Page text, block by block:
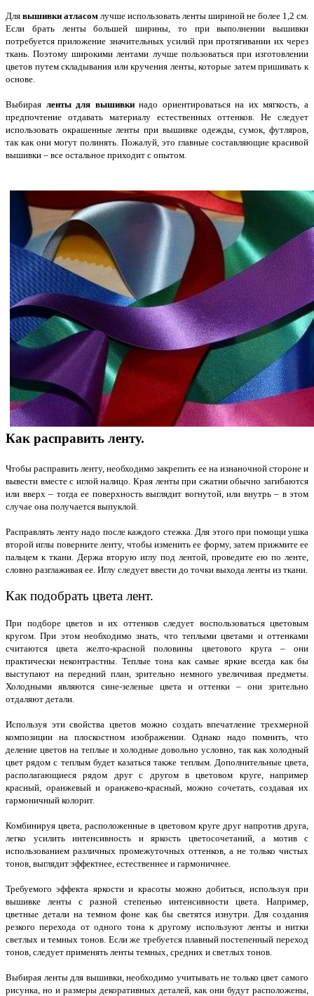
Для вышивки атласом лучше использовать ленты шириной не более 1,2 см.
Если брать ленты большей ширины, то при выполнении вышивки
потребуется приложение значительных усилий при протягивании их через
ткань. Поэтому широкими лентами лучше пользоваться при изготовлении
цветов путем складывания или кручения ленты, которые затем пришивать к
основе.
Выбирая ленты для вышивкинадо ориентироваться на их мягкость, а
предпочтение отдавать материалу естественных оттенков. Не следует
использовать окрашенные ленты при вышивке одежды, сумок, футляров,
так как они могут полинять. Пожалуй, это главные составляющие красивой
вышивки – все остальное приходит с опытом.
Как расправить ленту.
Чтобы расправить ленту, необходимо закрепить ее на изнаночной стороне и
вывести вместе с иглой налицо. Края ленты при сжатии обычно загибаются
или вверх – тогда ее поверхность выглядит вогнутой, или внутрь – в этом
случае она получается выпуклой.
Расправлять ленту надо после каждого стежка. Для этого при помощи ушка
второй иглы поверните ленту, чтобы изменить ее форму, затем прижмите ее
пальцем к ткани. Держа вторую иглу под лентой, проведите ею по ленте,
словно разглаживая ее. Иглу следует ввести до точки выхода ленты из ткани.
Как подобрать цвета лент.
При подборе цветов и их оттенков следует воспользоваться цветовым
кругом. При этом необходимо знать, что теплыми цветами и оттенками
считаются цвета желто-красной половины цветового круга – они
практически неконтрастны. Теплые тона как самые яркие всегда как бы
выступают на передний план, зрительно немного увеличивая предметы.
Холодными являются сине-зеленые цвета и оттенки – они зрительно
отдаляют детали.
Используя эти свойства цветов можно создать впечатление трехмерной
композиции на плоскостном изображении. Однако надо помнить, что
деление цветов на теплые и холодные довольно условно, так как холодный
цвет рядом с теплым будет казаться также теплым. Дополнительные цвета,
располагающиеся рядом друг с другом в цветовом круге, например
красный, оранжевый и оранжево-красный, можно сочетать, создавая их
гармоничный колорит.
Комбинируя цвета, расположенные в цветовом круге друг напротив друга,
легко усилить интенсивность и яркость цветосочетаний, а мотив с
использованием различных промежуточных оттенков, а не только чистых
тонов, выглядит эффектнее, естественнее и гармоничнее.
Требуемого эффекта яркости и красоты можно добиться, используя при
вышивке ленты с разной степенью интенсивности цвета. Например,
цветные детали на темном фоне как бы светятся изнутри. Для создания
резкого перехода от одного тона к другому используют ленты и нитки
светлых и темных тонов. Если же требуется плавный постепенный переход
тонов, следует применять ленты темных, средних и светлых тонов.
Выбирая ленты для вышивки, необходимо учитывать не только цвет самого
рисунка, но и размеры декоративных деталей, как они будут расположены,